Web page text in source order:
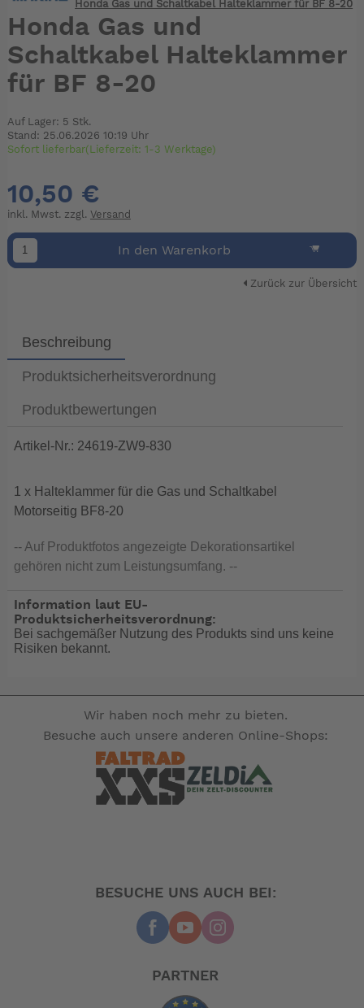
Honda Gas und Schaltkabel Halteklammer für BF 8-20
Honda Gas und
Schaltkabel Halteklammer
für BF 8-20
Auf Lager: 5 Stk.
Stand: 25.06.2026 10:19 Uhr
Sofort lieferbar(Lieferzeit: 1-3 Werktage)
10,50 €
inkl. Mwst. zzgl. Versand
In den Warenkorb
Zurück zur Übersicht
Beschreibung
Produktsicherheitsverordnung
Produktbewertungen
Artikel-Nr.: 24619-ZW9-830
1 x Halteklammer für die Gas und Schaltkabel
Motorseitig BF8-20
-- Auf Produktfotos angezeigte Dekorationsartikel
gehören nicht zum Leistungsumfang. --
Information laut EU-
Produktsicherheitsverordnung:
Bei sachgemäßer Nutzung des Produkts sind uns keine
Risiken bekannt.
Wir haben noch mehr zu bieten.
Besuche auch unsere anderen Online-Shops:
BESUCHE UNS AUCH BEI:
PARTNER